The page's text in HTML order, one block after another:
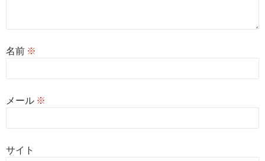
名前 ※
メール ※
サイト